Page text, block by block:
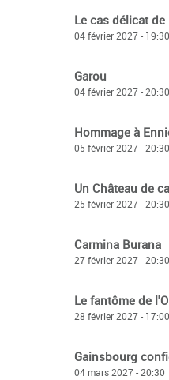
Le cas délicat
04 février 2027 - 19:30
Garou
04 février 2027 - 20:30
Hommage à
05 février 2027 - 20:30
Un Château de
25 février 2027 - 20:30
Carmina Burana
27 février 2027 - 20:30
Le fantôme de
28 février 2027 - 17:00
Gainsbourg
04 mars 2027 - 20:30